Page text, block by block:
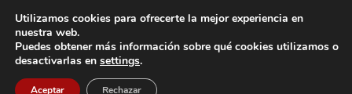
Inicio A Guarda
A Guarda Deportes
Utilizamos cookies para ofrecerte la mejor experiencia en
nuestra web.
Puedes obtener más información sobre qué cookies utilizamos o
desactivarlas en settings.
Aceptar Rechazar